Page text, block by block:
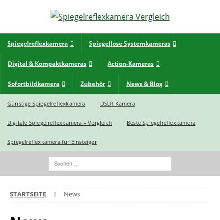
Spiegelreflexkamera Spiegellose Systemkameras
Digital & Kompaktkameras Action-Kameras
Sofortbildkamera Zubehör News & Blog
Günstige Spiegelreflexkamera DSLR Kamera
Digitale Spiegelreflexkamera – Vergleich Beste Spiegelreflexkamera
Spiegelreflexkamera für Einsteiger
STARTSEITE News